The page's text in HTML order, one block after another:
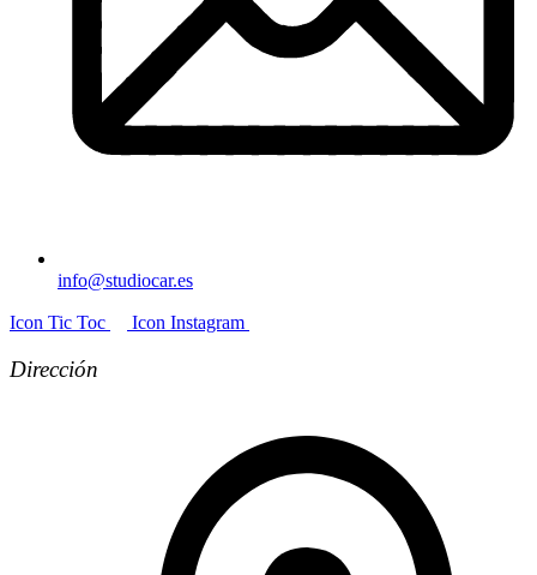
info@studiocar.es
Icon Tic Toc Icon Instagram
Dirección